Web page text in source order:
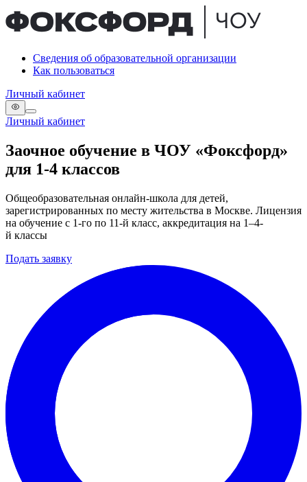
Сведения об образовательной организации
Как пользоваться
Личный кабинет
Личный кабинет
Заочное обучение в ЧОУ «Фоксфорд»
для 1-4 классов
Общеобразовательная онлайн-школа для детей,
зарегистрированных по месту жительства в Москве. Лицензия
на обучение с 1-го по 11-й класс, аккредитация на 1–4-
й классы
Подать заявку